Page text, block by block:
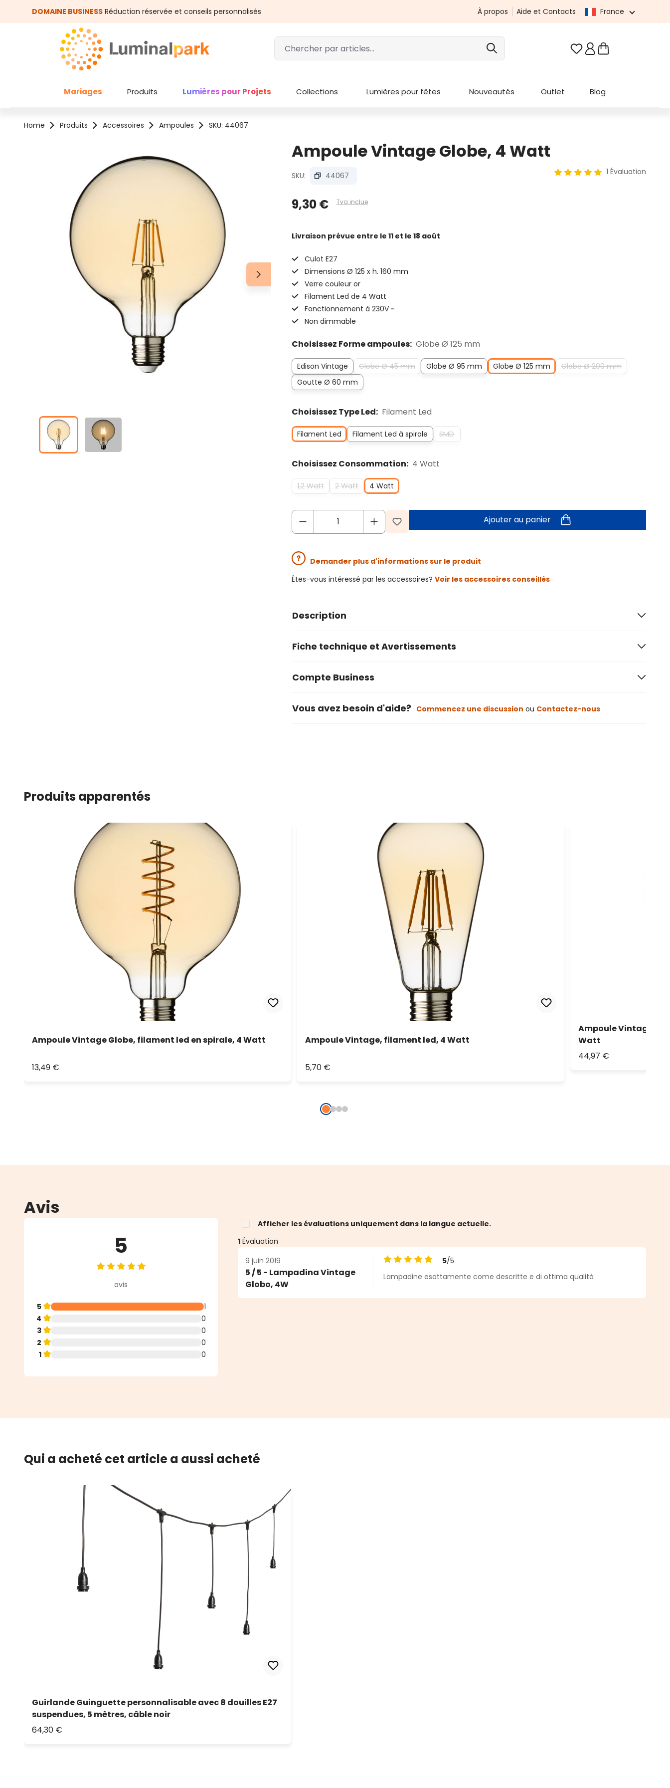
au contenu principal
Passer à la recherche
DOMAINE BUSINESS Réduction réservée et conseils personnalisés À propos Aide et Contacts France
Vous avez 0 articles
Mariages Produits Lumières pour Projets Collections Lumières pour fêtes Nouveautés Outlet Blog
Home Produits Accessoires Ampoules SKU: 44067
Ampoule Vintage Globe, 4 Watt
SKU: 44067 1 Évaluation
9,30 € Tva inclue
Livraison prévue entre le 11 et le 18 août
Culot E27
Dimensions Ø 125 x h. 160 mm
Verre couleur or
Filament Led de 4 Watt
Fonctionnement à 230V ~
Non dimmable
Choisissez Forme ampoules: Globe Ø 125 mm
Edison Vintage Globe Ø 45 mm Globe Ø 95 mm Globe Ø 125 mm
Globe Ø 200 mm
Goutte Ø 60 mm
Choisissez Type Led: Filament Led
Filament Led Filament Led à spirale SMD
Choisissez Consommation: 4 Watt
1,2 Watt 2 Watt 4 Watt
Ajouter au panier
Demander plus d'informations sur le produit
Êtes-vous intéressé par les accessoires? Voir les accessoires conseillés
Description
Fiche technique et Avertissements
Compte Business
Vous avez besoin d'aide? Commencez une discussion ou Contactez-nous
Produits apparentés
Ampoule Vintage Globe, filament led en spirale, 4 Watt
13,49 €
Ampoule Vintage, filament led, 4 Watt
5,70 €
Ampoule Vintage
Watt
44,97 €
Avis
5
Note moyenne de 5 sur 5 étoiles
avis
5
1
4
0
3
0
2
0
1
0
Afficher les évaluations uniquement dans la langue actuelle.
1 Évaluation
9 juin 2019
5 / 5 - Lampadina Vintage
Globo, 4W
Note moyenne de 5 sur 5 étoiles
5/5
Lampadine esattamente come descritte e di ottima qualità
Qui a acheté cet article a aussi acheté
Guirlande Guinguette personnalisable avec 8 douilles E27
suspendues, 5 mètres, câble noir
64,30 €